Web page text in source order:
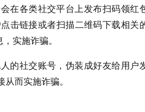
在各类社交平台上发布扫码领红
击链接或者扫描二维码下载相关
实施诈骗。
的社交账号，伪装成好友给用户
而实施诈骗。